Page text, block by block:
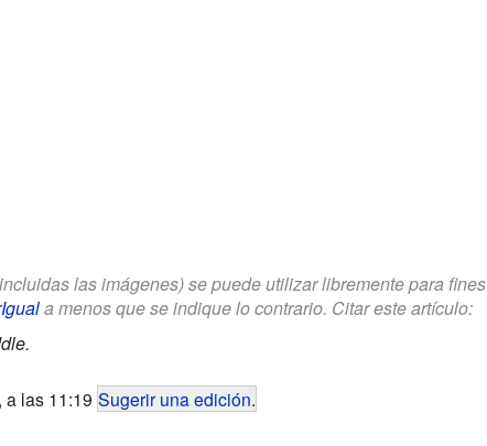
las imágenes) se puede utilizar libremente para fines
a menos que se indique lo contrario. Citar este artículo:
a las 11:19 Sugerir una edición.